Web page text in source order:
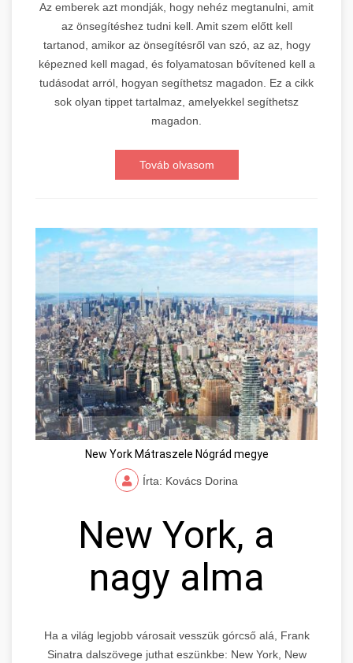
Az emberek azt mondják, hogy nehéz megtanulni, amit
az önsegítéshez tudni kell. Amit szem előtt kell
tartanod, amikor az önsegítésről van szó, az az, hogy
képezned kell magad, és folyamatosan bővítened kell a
tudásodat arról, hogyan segíthetsz magadon. Ez a cikk
sok olyan tippet tartalmaz, amelyekkel segíthetsz
magadon.
Továb olvasom
New York Mátraszele Nógrád megye
Írta: Kovács Dorina
New York, a
nagy alma
Ha a világ legjobb városait vesszük górcső alá, Frank
Sinatra dalszövege juthat eszünkbe: New York, New